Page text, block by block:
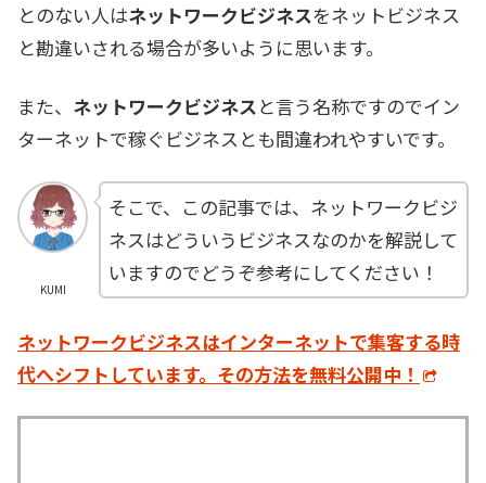
とのない人はネットワークビジネスをネットビジネス
と勘違いされる場合が多いように思います。
また、 ネットワークビジネスと言う名称ですのでイン
ターネットで稼ぐビジネスとも間違われやすいです。
KUMI
そこで、この記事では、ネットワークビジ
ネスはどういうビジネスなのかを解説して
いますのでどうぞ参考にしてください！
ネットワークビジネスはインターネットで集客する時
代へシフトしています。その方法を無料公開中！